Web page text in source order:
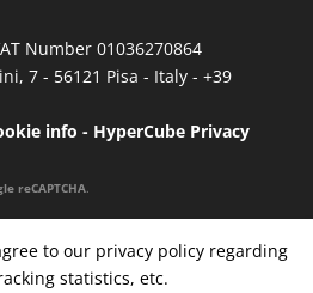
Number 01036270864
7 - 56121 Pisa - Italy - +39
info - HyperCube Privacy
reCAPTCHA.
con noi Contatti
to our privacy policy regarding
statistics, etc.